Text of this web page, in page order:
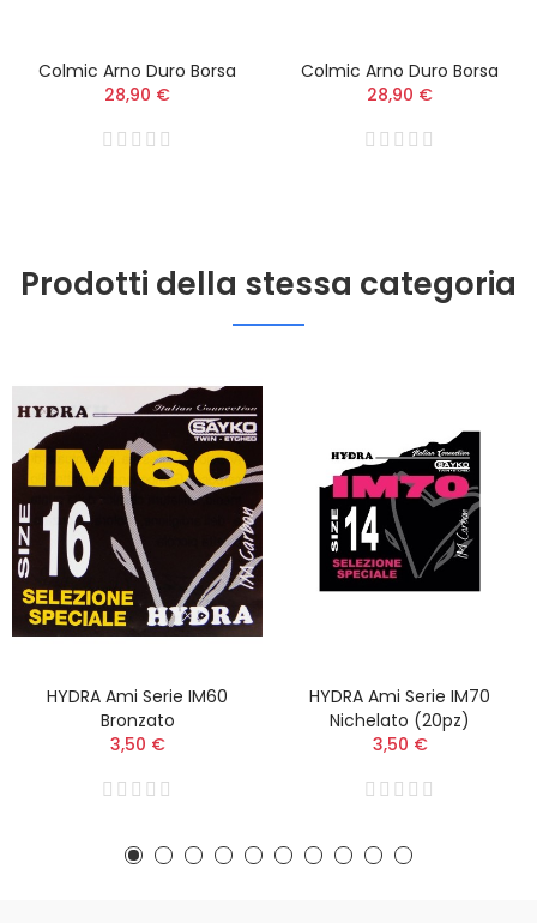
Colmic Arno Duro Borsa
28,90 €
Colmic Arno Duro Borsa
28,90 €
Prodotti della stessa categoria
HYDRA Ami Serie IM60
Bronzato
3,50 €
HYDRA Ami Serie IM70
Nichelato (20pz)
3,50 €